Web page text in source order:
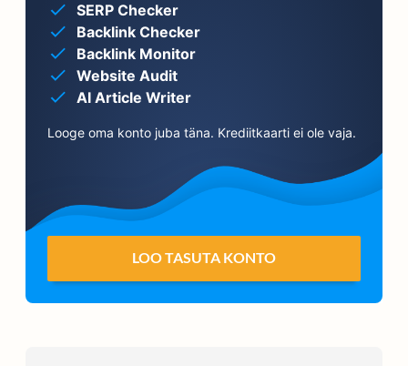
SERP Checker
Backlink Checker
Backlink Monitor
Website Audit
AI Article Writer
Looge oma konto juba täna. Krediitkaarti ei ole vaja.
LOO TASUTA KONTO